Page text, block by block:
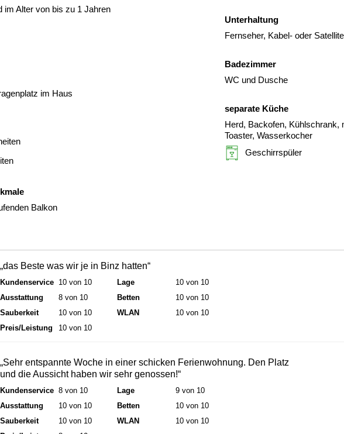
im Alter von bis zu 1 Jahren
im Haus
Balkon
Unterhaltung
Fernseher, Kabel- oder
Badezimmer
WC und Dusche
separate Küche
Herd, Backofen, Kühlschrank,
Toaster, Wasserkocher
Geschirrspüler
„das Beste was wir je in Binz hatten“
Kundenservice 10 von 10
Ausstattung
8 von 10
Sauberkeit
10 von 10
Preis/Leistung
10 von 10
Lage
10 von 10
Betten
10 von 10
WLAN
10 von 10
„Sehr entspannte Woche in einer schicken Ferienwohnung. Den Platz
und die Aussicht haben wir sehr genossen!“
Kundenservice 8 von 10
Ausstattung
10 von 10
Sauberkeit
10 von 10
Lage
9 von 10
Betten
10 von 10
WLAN
10 von 10